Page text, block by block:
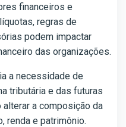
financeiros e
regras de
podem impactar
das organizações.
a necessidade de
tributária e das futuras
a composição da
renda e patrimônio.